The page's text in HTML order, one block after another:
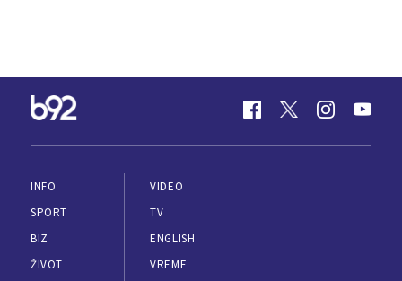
INFO
SPORT
BIZ
ŽIVOT
VIDEO
TV
ENGLISH
VREME